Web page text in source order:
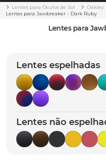
Lentes para Óculos de Sol
Oakley
Lentes para Jawbreaker - Dark Ruby
Lentes para
Lentes espelhadas
Lentes não
1º borrachas
holbrook
5º chaves
6º t-shock
7º latch
8º gasket
9º parafusos